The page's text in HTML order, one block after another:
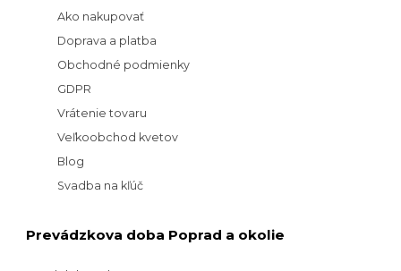
Ako nakupovať
Doprava a platba
Obchodné podmienky
GDPR
Vrátenie tovaru
Veľkoobchod kvetov
Blog
Svadba na kľúč
Prevádzkova doba Poprad a okolie